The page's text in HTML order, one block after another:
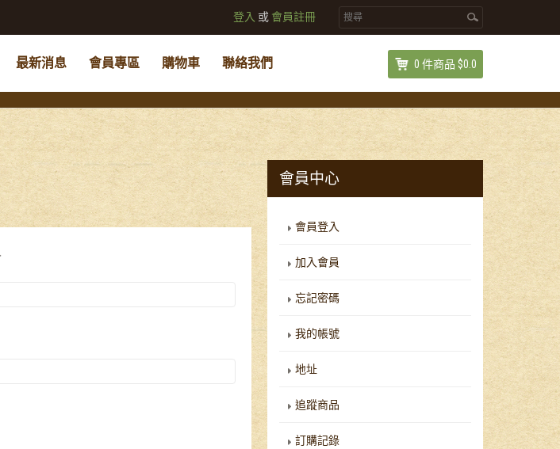
登入 或 會員註冊
最新消息 會員專區 購物車 聯絡我們 0 件商品 $0.0
會員中心
會員登入
加入會員
忘記密碼
我的帳號
地址
追蹤商品
訂購記錄